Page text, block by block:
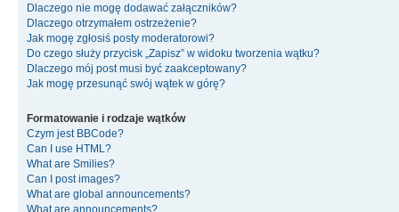
Dlaczego nie mogę dodawać załączników?
Dlaczego otrzymałem ostrzeżenie?
Jak mogę zgłosiś posty moderatorowi?
Do czego służy przycisk „Zapisz” w widoku tworzenia wątku?
Dlaczego mój post musi być zaakceptowany?
Jak mogę przesunąć swój wątek w górę?
Formatowanie i rodzaje wątków
Czym jest BBCode?
Can I use HTML?
What are Smilies?
Can I post images?
What are global announcements?
What are announcements?